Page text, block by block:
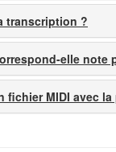
transcription ?
elle note
fichier MIDI avec